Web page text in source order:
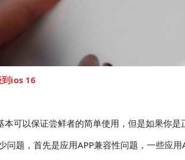
ios 16
可以保证尝鲜者的简单使用，但是如果你是
题，首先是应用APP兼容性问题，一些应